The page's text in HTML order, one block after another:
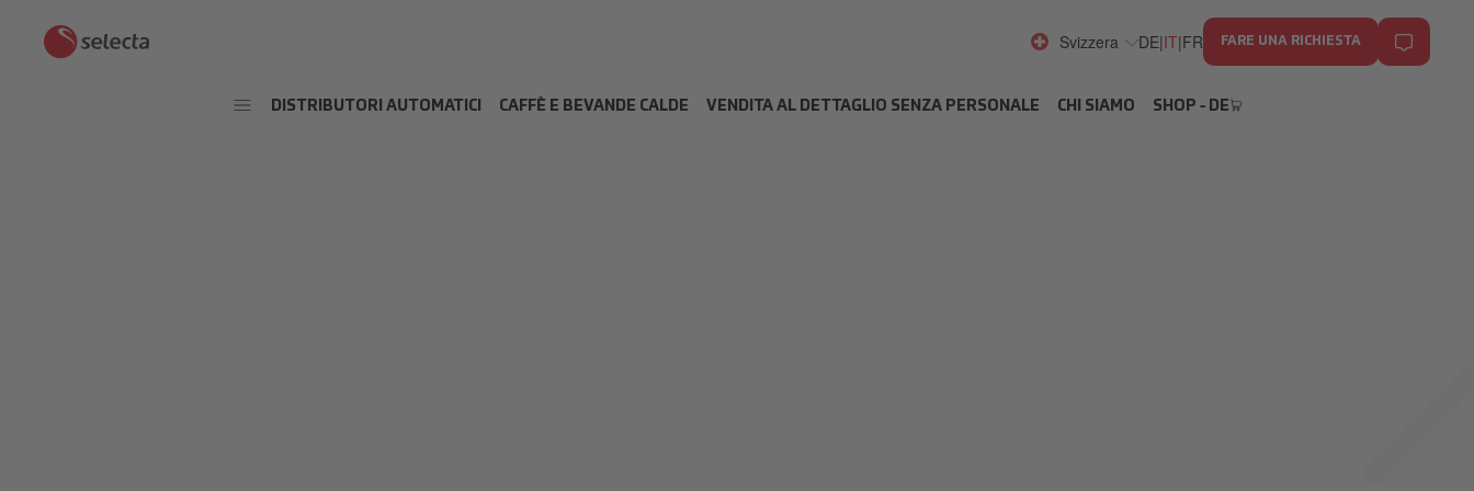
Svizzera DE|IT|FR FARE UNA RICHIESTA
DISTRIBUTORI AUTOMATICI CAFFÈ E BEVANDE CALDE VENDITA AL DETTAGLIO SENZA PERSONALE CHI SIAMO SHOP - DE